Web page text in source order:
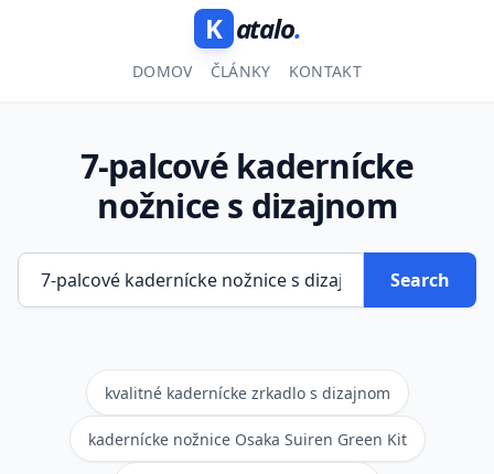
K atalo.
DOMOV ČLÁNKY KONTAKT
7-palcové kadernícke
nožnice s dizajnom
Search
kvalitné kadernícke zrkadlo s dizajnom
kadernícke nožnice Osaka Suiren Green Kit